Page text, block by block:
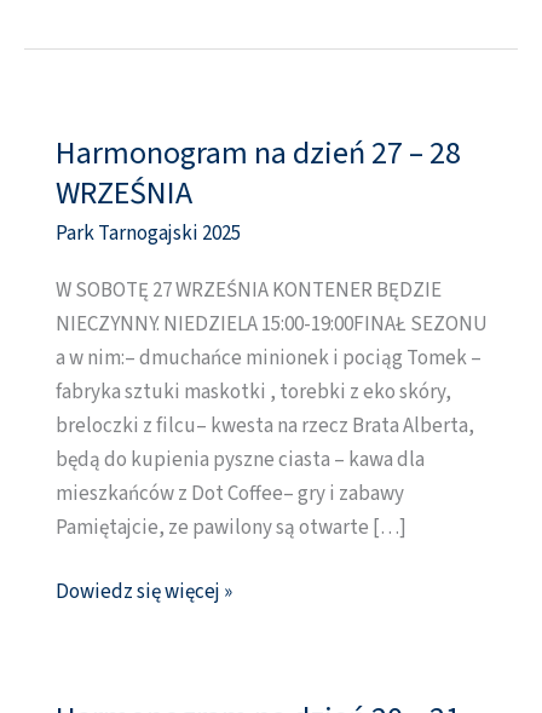
Harmonogram na dzień 27 – 28
WRZEŚNIA
Park Tarnogajski 2025
W SOBOTĘ 27 WRZEŚNIA KONTENER BĘDZIE
NIECZYNNY. NIEDZIELA 15:00-19:00FINAŁ SEZONU
a w nim:– dmuchańce minionek i pociąg Tomek –
fabryka sztuki maskotki , torebki z eko skóry,
breloczki z filcu– kwesta na rzecz Brata Alberta,
będą do kupienia pyszne ciasta – kawa dla
mieszkańców z Dot Coffee– gry i zabawy
Pamiętajcie, ze pawilony są otwarte […]
Harmonogram
na
dzień
–
28
WRZEŚNIA
Dowiedz się więcej »